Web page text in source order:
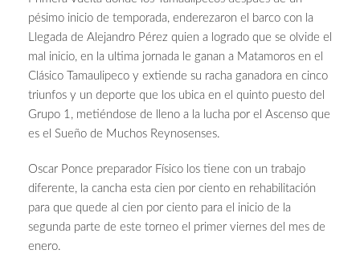
pésimo inicio de temporada, enderezaron el barco con la
Llegada de Alejandro Pérez quien a logrado que se olvide el
mal inicio, en la ultima jornada le ganan a Matamoros en el
Clásico Tamaulipeco y extiende su racha ganadora en cinco
triunfos y un deporte que los ubica en el quinto puesto del
Grupo 1, metiéndose de lleno a la lucha por el Ascenso que
es el Sueño de Muchos Reynosenses.
Oscar Ponce preparador Físico los tiene con un trabajo
diferente, la cancha esta cien por ciento en rehabilitación
para que quede al cien por ciento para el inicio de la
segunda parte de este torneo el primer viernes del mes de
enero.